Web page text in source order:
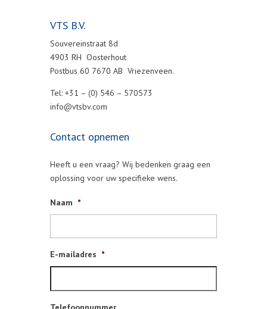
VTS B.V.
Souvereinstraat 8d
4903 RH Oosterhout
Postbus 60 7670 AB Vriezenveen.
Tel: +31 – (0) 546 – 570573
info@vtsbv.com
Contact opnemen
Heeft u een vraag? Wij bedenken graag een
oplossing voor uw specifieke wens.
Naam *
E-mailadres *